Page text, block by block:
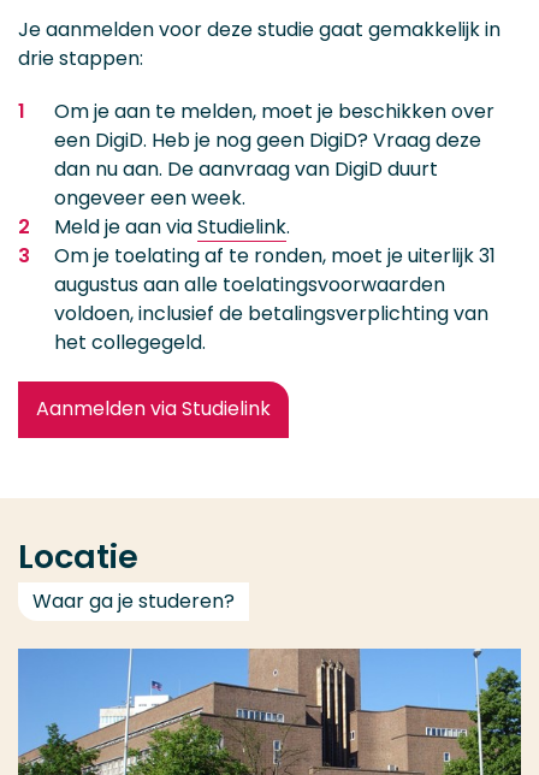
Je aanmelden voor deze studie gaat gemakkelijk in
drie stappen:
Om je aan te melden, moet je beschikken over
een DigiD. Heb je nog geen DigiD? Vraag deze
dan nu aan. De aanvraag van DigiD duurt
ongeveer een week.
Meld je aan viaStudielink.
Om je toelating af te ronden, moet je uiterlijk 31
augustus aan alle toelatingsvoorwaarden
voldoen, inclusief de betalingsverplichting van
het collegegeld.
Aanmelden via Studielink
Locatie
Waar ga je studeren?